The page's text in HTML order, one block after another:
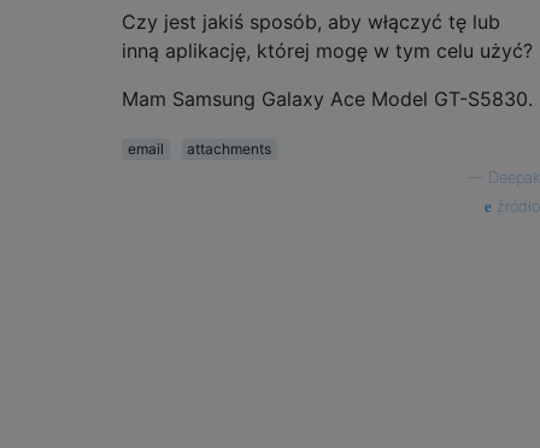
Czy jest jakiś sposób, aby włączyć tę lub
inną aplikację, której mogę w tym celu użyć?
Mam Samsung Galaxy Ace Model GT-S5830.
email
attachments
Deepak
źródło